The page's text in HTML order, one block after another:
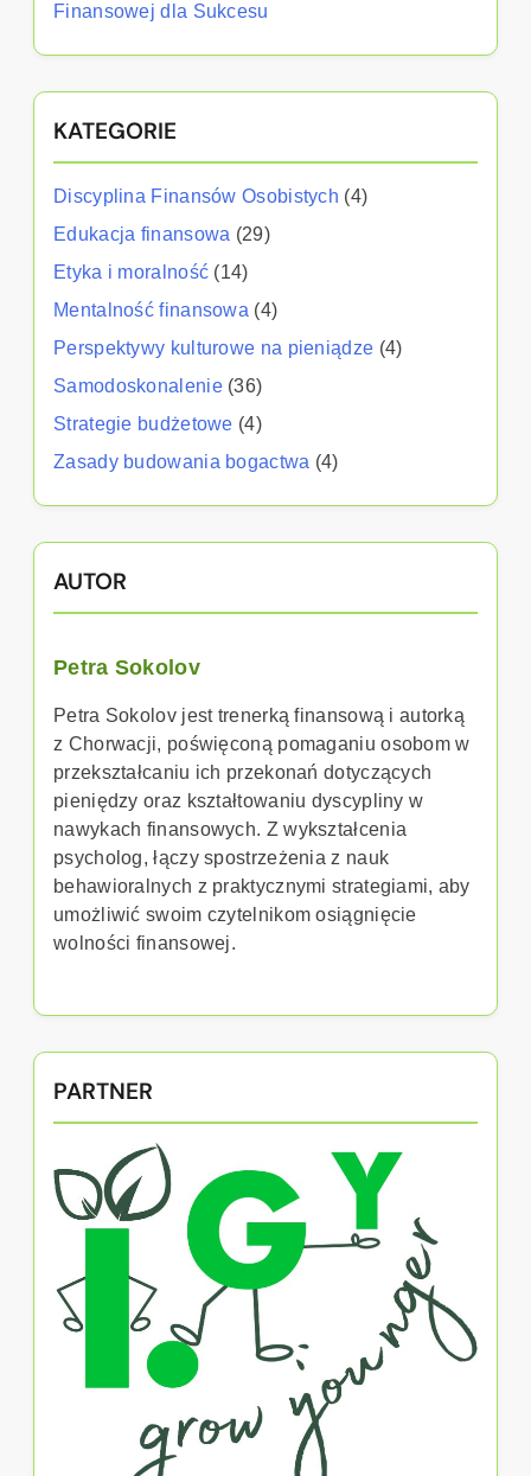
Finansowej dla Sukcesu
KATEGORIE
Discyplina Finansów Osobistych (4)
Edukacja finansowa (29)
Etyka i moralność (14)
Mentalność finansowa (4)
Perspektywy kulturowe na pieniądze (4)
Samodoskonalenie(36)
Strategie budżetowe (4)
Zasady budowania bogactwa (4)
AUTOR
Petra Sokolov
Petra Sokolov jest trenerką finansową i autorką
z Chorwacji, poświęconą pomaganiu osobom w
przekształcaniu ich przekonań dotyczących
pieniędzy oraz kształtowaniu dyscypliny w
nawykach finansowych. Z wykształcenia
psycholog, łączy spostrzeżenia z nauk
behawioralnych z praktycznymi strategiami, aby
umożliwić swoim czytelnikom osiągnięcie
wolności finansowej.
PARTNER